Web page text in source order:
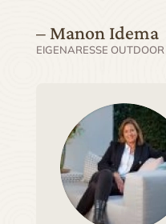
– Manon Idema
EIGENARESSE OUTDOOR